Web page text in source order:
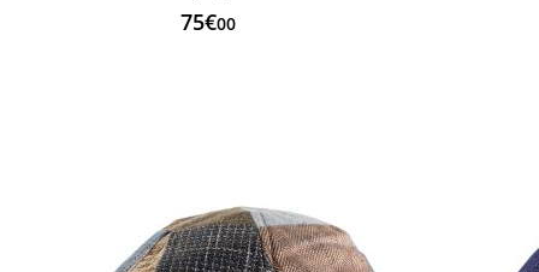
75€00